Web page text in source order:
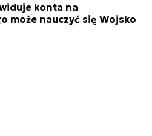
konta na
może nauczyć się Wojsko